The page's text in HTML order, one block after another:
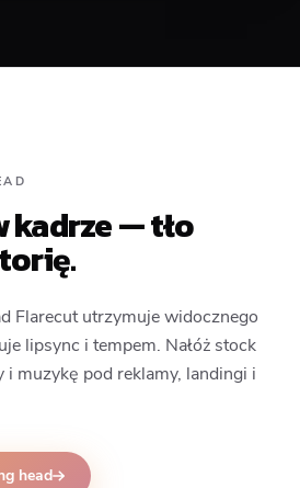
kadrze — tło
Flarecut utrzymuje widocznego
lipsync i tempem. Nałóż stock
i muzykę pod reklamy, landingi i
head